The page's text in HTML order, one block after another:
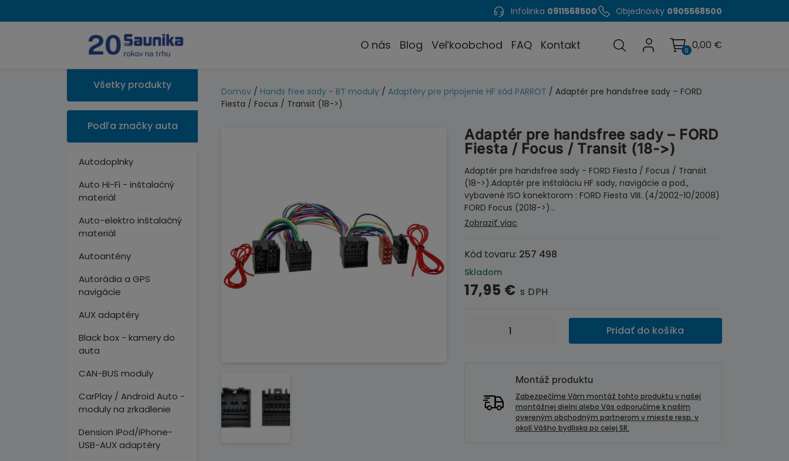
Infolinka 0911568500 Objednávky 0905568500
O nás Blog Veľkoobchod FAQ Kontakt 0 0,00 €
Všetky produkty
Podľa značky auta
Autodoplnky
Auto Hi-Fi - inštalačný
materiál
Auto-elektro inštalačný
materiál
Autoantény
Autorádia a GPS
navigácie
AUX adaptéry
Black box - kamery do
auta
CAN-BUS moduly
CarPlay / Android Auto -
moduly na zrkadlenie
Dension iPod/iPhone-
USB-AUX adaptéry
Domov / Hands free sady - BT moduly /Adaptéry pre pripojenie HF sád PARROT / Adaptér pre handsfree sady – FORD
Fiesta / Focus / Transit (18->)
Adaptér pre handsfree sady – FORD
Fiesta / Focus / Transit (18->)
Adaptér pre handsfree sady - FORD Fiesta / Focus / Transit
(18->).Adaptér pre inštaláciu HF sady, navigácie a pod.,
vybavené ISO konektorom : FORD Fiesta VIII. (4/2002-10/2008)
FORD Focus (2018->)…
Zobraziť viac
Kód tovaru: 257 498
Skladom
17,95 € s DPH
množstvo
FORD
Pridať do košíka
Montáž produktu
Zabezpečíme Vám montáž tohto produktu v našej
montážnej dielni alebo Vás odporučíme k našim
overeným obchodným partnerom v mieste resp. v
okolí Vášho bydliska po celej SR.